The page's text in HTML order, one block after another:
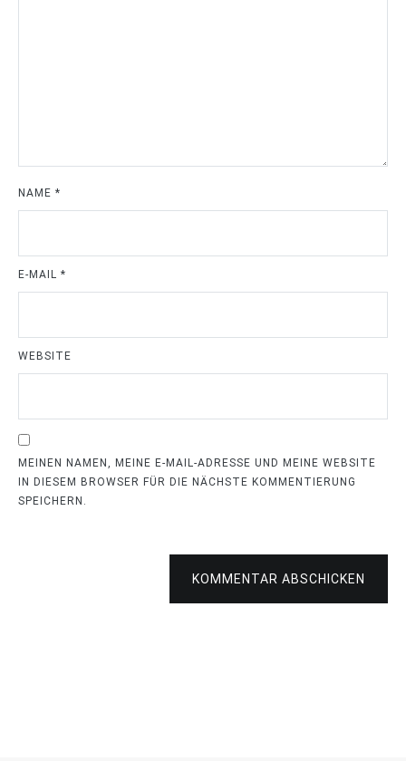
NAME *
E-MAIL *
WEBSITE
MEINEN NAMEN, MEINE E-MAIL-ADRESSE UND MEINE WEBSITE
IN DIESEM BROWSER FÜR DIE NÄCHSTE KOMMENTIERUNG
SPEICHERN.
KOMMENTAR ABSCHICKEN